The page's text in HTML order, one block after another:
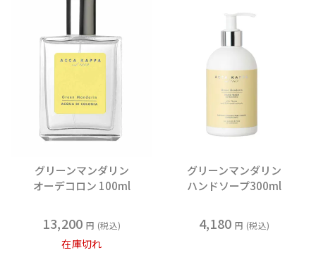
グリーンマンダリン
オーデコロン 100ml
13,200 税込
在庫切れ
グリーンマンダリン
ハンドソープ300ml
4,180 税込